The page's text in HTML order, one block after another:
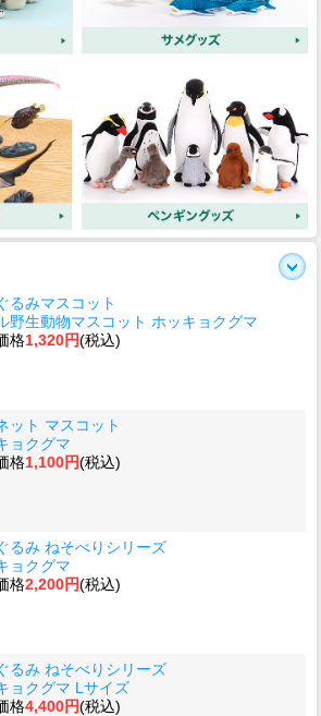
るみマスコット
野生動物マスコット ホッキョクグマ
格1,320円(税込)
ット マスコット
ョクグマ
格1,100円(税込)
るみ ねそべりシリーズ
ョクグマ
格2,200円(税込)
るみ ねそべりシリーズ
ョクグマ Lサイズ
格4,400円(税込)